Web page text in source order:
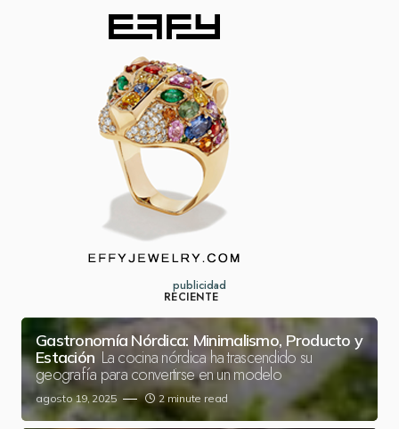
publicidad
RECIENTE
Gastronomía Nórdica: Minimalismo, Producto y
Estación La cocina nórdica ha trascendido su
geografía para convertirse en un modelo
agosto 19, 2025 2 minute read